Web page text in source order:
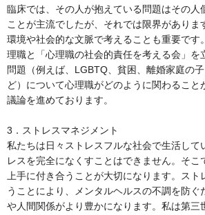
臨床では、その人が抱えている問題はその人
ことが主流でしたが、それでは限界がありま
環境や社会的な文脈で考えることも重要です
理職と「心理職の社会的責任を考える会」を
問題（例えば、LGBTQ、貧困、離婚家庭の
ど）について心理職がどのように関わること
議論を進めております。
3．ストレスマネジメント
私たちは日々ストレスフルな社会で生活して
レスを完全になくすことはできません。そこ
上手に付き合うことが大切になります。ス
うことにより、メンタルヘルスの不調を防ぐ
や人間関係がより豊かになります。私は第三